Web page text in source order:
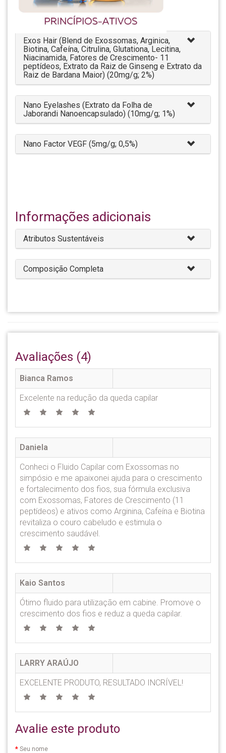
Exos Hair (Blend de Exossomas, Arginica,
Biotina, Cafeína, Citrulina, Glutationa, Lecitina,
Niacinamida, Fatores de Crescimento- 11
peptídeos, Extrato da Raiz de Ginseng e Extrato da
Raiz de Bardana Maior) (20mg/g; 2%)
Nano Eyelashes (Extrato da Folha de
Jaborandi Nanoencapsulado) (10mg/g; 1%)
Nano Factor VEGF (5mg/g; 0,5%)
Informações adicionais
Atributos Sustentáveis
Composição Completa
Avaliações (4)
Bianca Ramos
Excelente na redução da queda capilar
Daniela
Conheci o Fluido Capilar com Exossomas no
simpósio e me apaixonei ajuda para o crescimento
e fortalecimento dos fios, sua fórmula exclusiva
com Exossomas, Fatores de Crescimento (11
peptídeos) e ativos como Arginina, Cafeína e Biotina
revitaliza o couro cabeludo e estimula o
crescimento saudável.
Kaio Santos
Ótimo fluido para utilização em cabine. Promove o
crescimento dos fios e reduz a queda capilar.
LARRY ARAÚJO
EXCELENTE PRODUTO, RESULTADO INCRÍVEL!
Avalie este produto
Seu nome